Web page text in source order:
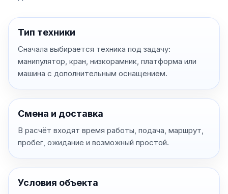
Тип техники
Сначала выбирается техника под задачу:
манипулятор, кран, низкорамник, платформа или
машина с дополнительным оснащением.
Смена и доставка
В расчёт входят время работы, подача, маршрут,
пробег, ожидание и возможный простой.
Условия объекта